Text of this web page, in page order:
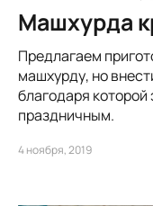
Машхурда
Предлагаем
машхурду, но
благодаря
праздничным.
4 ноября, 2019